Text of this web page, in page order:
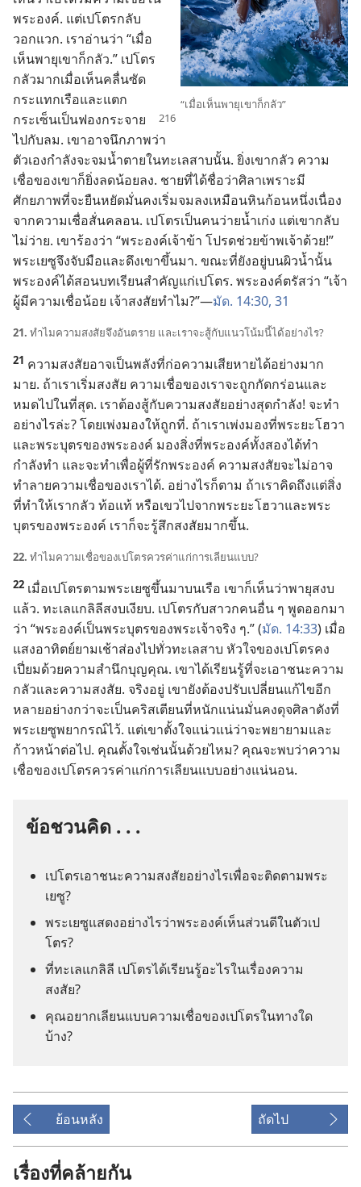
“เมื่อ​เห็น​พายุ​เขา​ก็​กลัว”
พระองค์. แต่​เปโตร​กลับ​
วอกแวก. เรา​อ่าน​ว่า “เมื่อ​
เห็น​พายุ​เขา​ก็​กลัว.” เปโตร​
กลัว​มาก​เมื่อ​เห็น​คลื่น​ซัด​
กระแทก​เรือ​และ​แตก​
กระเซ็น​เป็น​ฟอง​กระจาย​
ไป​กับ​ลม. เขา​อาจ​นึก​ภาพ​ว่า
ตัว​เอง​กำลัง​จะ​จม​น้ำ​ตาย​ใน​ทะเลสาบ​นั้น. ยิ่ง​เขา​กลัว ความ​
เชื่อ​ของ​เขา​ก็​ยิ่ง​ลด​น้อย​ลง. ชาย​ที่​ได้​ชื่อ​ว่า​ศิลา​เพราะ​มี​
ศักยภาพ​ที่​จะ​ยืนหยัด​มั่นคง​เริ่ม​จม​ลง​เหมือน​หิน​ก้อน​หนึ่ง​เนื่อง​
จาก​ความ​เชื่อ​สั่น​คลอน. เปโตร​เป็น​คน​ว่าย​น้ำ​เก่ง แต่​เขา​กลับ​
ไม่​ว่าย. เขา​ร้อง​ว่า “พระองค์​เจ้าข้า โปรด​ช่วย​ข้าพเจ้า​ด้วย!”
พระ​เยซู​จึง​จับ​มือ​และ​ดึง​เขา​ขึ้น​มา. ขณะ​ที่​ยัง​อยู่​บน​ผิว​น้ำ​นั้น
พระองค์​ได้​สอน​บทเรียน​สำคัญ​แก่​เปโตร. พระองค์​ตรัส​ว่า “เจ้า​
ผู้​มี​ความ​เชื่อ​น้อย เจ้า​สงสัย​ทำไม?”—มัด. 14:30, 31
21. ทำไม​ความ​สงสัย​จึง​อันตราย และ​เรา​จะ​สู้​กับ​แนว​โน้ม​นี้​ได้​อย่าง​ไร?
21 ความ​สงสัย​อาจ​เป็น​พลัง​ที่​ก่อ​ความ​เสียหาย​ได้​อย่าง​มาก​
มาย. ถ้า​เรา​เริ่ม​สงสัย ความ​เชื่อ​ของ​เรา​จะ​ถูก​กัด​กร่อน​และ​
หมด​ไป​ใน​ที่​สุด. เรา​ต้อง​สู้​กับ​ความ​สงสัย​อย่าง​สุด​กำลัง! จะ​ทำ​
อย่าง​ไร​ล่ะ? โดย​เพ่ง​มอง​ให้​ถูก​ที่. ถ้า​เรา​เพ่ง​มอง​ที่​พระ​ยะโฮวา​
และ​พระ​บุตร​ของ​พระองค์ มอง​สิ่ง​ที่​พระองค์​ทั้ง​สอง​ได้​ทำ
กำลัง​ทำ และ​จะ​ทำ​เพื่อ​ผู้​ที่​รัก​พระองค์ ความ​สงสัย​จะ​ไม่​อาจ​
ทำลาย​ความ​เชื่อ​ของ​เรา​ได้. อย่าง​ไร​ก็​ตาม ถ้า​เรา​คิด​ถึง​แต่​สิ่ง​
ที่​ทำ​ให้​เรา​กลัว ท้อ​แท้ หรือ​เขว​ไป​จาก​พระ​ยะโฮวา​และ​พระ​
บุตร​ของ​พระองค์ เรา​ก็​จะ​รู้สึก​สงสัย​มาก​ขึ้น.
22. ทำไม​ความ​เชื่อ​ของ​เปโตร​ควร​ค่า​แก่​การ​เลียน​แบบ?
22 เมื่อ​เปโตร​ตาม​พระ​เยซู​ขึ้น​มา​บน​เรือ เขา​ก็​เห็น​ว่า​พายุ​สงบ​
แล้ว. ทะเล​แกลิลี​สงบ​เงียบ. เปโตร​กับ​สาวก​คน​อื่น ๆ พูด​ออก​มา​
ว่า “พระองค์​เป็น​พระ​บุตร​ของ​พระเจ้า​จริง ๆ.” (มัด. 14:33) เมื่อ​
แสง​อาทิตย์​ยาม​เช้า​ส่อง​ไป​ทั่ว​ทะเลสาบ หัวใจ​ของ​เปโตร​คง​
เปี่ยม​ด้วย​ความ​สำนึก​บุญคุณ. เขา​ได้​เรียน​รู้​ที่​จะ​เอา​ชนะ​ความ​
กลัว​และ​ความ​สงสัย. จริง​อยู่ เขา​ยัง​ต้อง​ปรับ​เปลี่ยน​แก้ไข​อีก​
หลาย​อย่าง​กว่า​จะ​เป็น​คริสเตียน​ที่​หนักแน่น​มั่นคง​ดุจ​ศิลา​ดัง​ที่​
พระ​เยซู​พยากรณ์​ไว้. แต่​เขา​ตั้งใจ​แน่วแน่​ว่า​จะ​พยายาม​และ​
ก้าว​หน้า​ต่อ​ไป. คุณ​ตั้งใจ​เช่น​นั้น​ด้วย​ไหม? คุณ​จะ​พบ​ว่า​ความ​
เชื่อ​ของ​เปโตร​ควร​ค่า​แก่​การ​เลียน​แบบ​อย่าง​แน่นอน.
ข้อ​ชวน​คิด . . .
เปโตร​เอา​ชนะ​ความ​สงสัย​อย่าง​ไร​เพื่อ​จะ​ติด​ตาม​พระ​
เยซู?
พระ​เยซู​แสดง​อย่าง​ไร​ว่า​พระองค์​เห็น​ส่วน​ดี​ใน​ตัว​เป
โตร?
ที่​ทะเล​แกลิลี เปโตร​ได้​เรียน​รู้​อะไร​ใน​เรื่อง​ความ​
สงสัย?
คุณ​อยาก​เลียน​แบบ​ความ​เชื่อ​ของ​เปโตร​ใน​ทาง​ใด​
บ้าง?
ย้อนหลัง ถัดไป
เรื่องที่คล้ายกัน